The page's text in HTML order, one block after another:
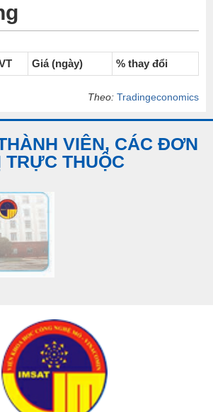
Giá (ngày) % thay đổi
Theo: Tradingeconomics
VIÊN, CÁC ĐƠN
TRỰC THUỘC